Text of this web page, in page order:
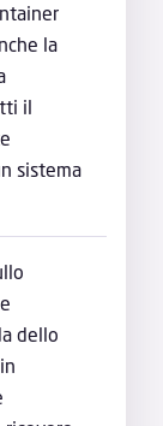
la
il
sistema
dello